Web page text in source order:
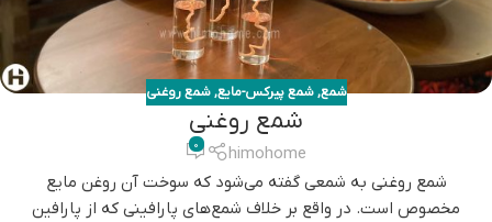
شمع,شمع پیرکس-مایع,شمع روغنی
شمع روغنی
himohome
0
شمع‌ روغنی به شمعی گفته می‌شود که سوخت آن روغن‌ مایع
مخصوص است. در واقع بر خلاف شمع‌های پارافینی که از پارافین